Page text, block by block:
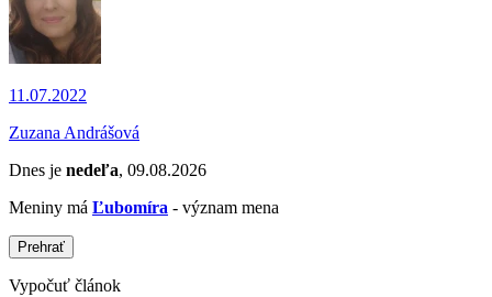
11.07.2022
Zuzana Andrášová
Dnes je nedeľa, 09.08.2026
Meniny má Ľubomíra - význam mena
Prehrať
Vypočuť článok